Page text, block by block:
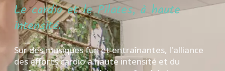
Le cardio et le Pilates, à haute
intensité.
Sur des musiques fun et entraînantes, l'alliance
des efforts cardio à haute intensité et du